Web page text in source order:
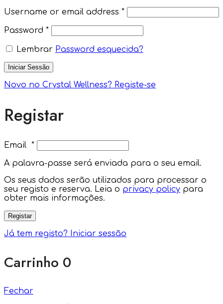
Username or email address *
Password *
Lembrar Password esquecida?
Iniciar Sessão
Novo no Crystal Wellness? Registe-se
Registar
Email *
A palavra-passe será enviada para o seu email.
Os seus dados serão utilizados para processar o
seu registo e reserva. Leia o privacy policy para
obter mais informações.
Registar
Já tem registo? Iniciar sessão
Carrinho 0
Fechar